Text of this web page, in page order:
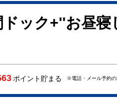
ドック+''お昼
ポイント貯まる ※電話・メール予約の